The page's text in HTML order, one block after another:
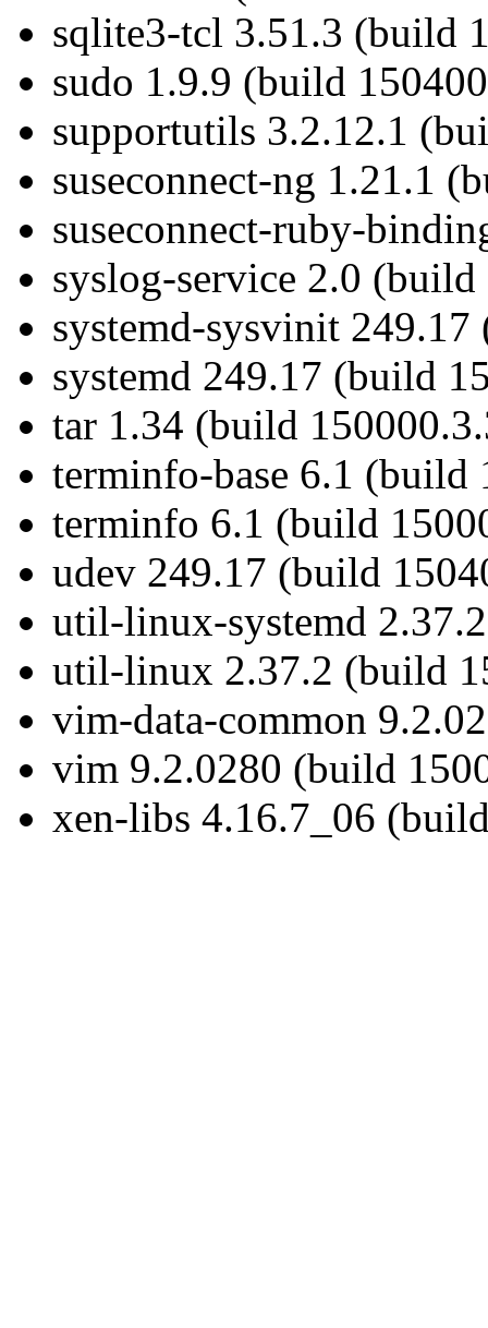
sqlite3-tcl 3.51.3 (build
sudo 1.9.9 (build
supportutils 3.2.12.1
suseconnect-ng 1.21.1
suseconnect-ruby-
syslog-service 2.0
systemd-sysvinit
systemd 249.17 (build
tar 1.34 (build
terminfo-base 6.1 (build
terminfo 6.1 (build
udev 249.17 (build
util-linux-systemd
util-linux 2.37.2 (build
vim-data-common
vim 9.2.0280 (build
xen-libs 4.16.7_06